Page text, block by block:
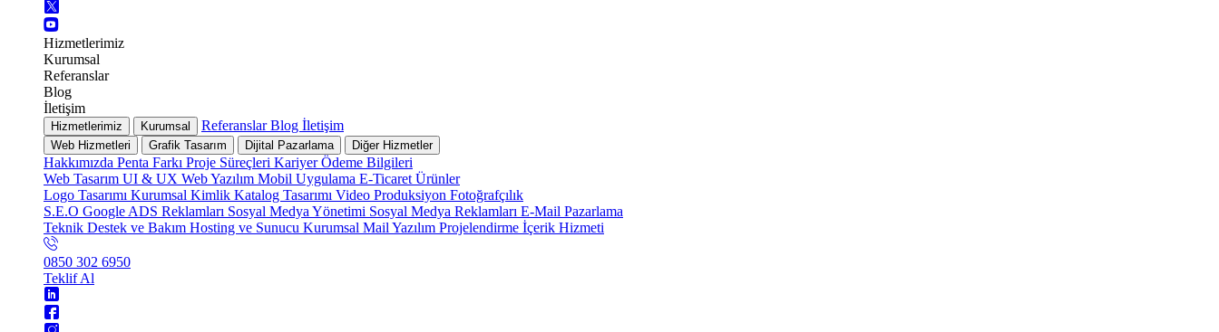
Hizmetlerimiz
Kurumsal
Referanslar
Blog
İletişim
Hizmetlerimiz Kurumsal ReferanslarBlog İletişim
Web Hizmetleri Grafik Tasarım Dijital Pazarlama Diğer Hizmetler
Hakkımızda Penta Farkı Proje Süreçleri KariyerÖdeme Bilgileri
Web Tasarım UI & UX Web Yazılım Mobil Uygulama E-Ticaret Ürünler
Logo Tasarımı Kurumsal Kimlik Katalog Tasarımı Video Produksiyon Fotoğrafçılık
S.E.O Google ADS Reklamları Sosyal Medya Yönetimi Sosyal Medya Reklamları E-Mail Pazarlama
Teknik Destek ve Bakım Hosting ve Sunucu Kurumsal Mail Yazılım Projelendirme İçerik Hizmeti
0850 302 6950
Teklif Al